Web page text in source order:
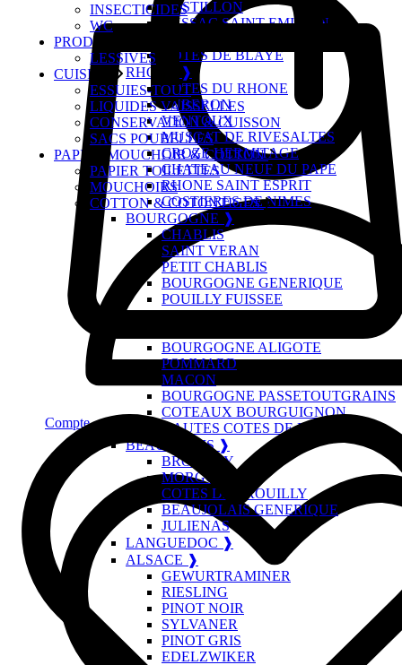
Compte
INSECTICIDES
WC
PRODUITS DU LINGE
LESSIVES
CUISINE
ESSUIES-TOUT
LIQUIDES VAISSELLES
CONSERVATION & CUISSON
SACS POUBELLES
PAPIER,MOUCHOIR & COTTON
PAPIER TOILETTES
MOUCHOIRS
COTTON & COTONTIGES
CASTILLON
LUSSAC SAINT EMILION
COTES DE BLAYE
RHONE ❱
COTES DU RHONE
LUBERON
VENTOUX
MUSCAT DE RIVESALTES
CROZE HERMITAGE
CHATEAU NEUF DU PAPE
RHONE SAINT ESPRIT
COSTIERES DE NIMES
BOURGOGNE ❱
CHABLIS
SAINT VERAN
PETIT CHABLIS
BOURGOGNE GENERIQUE
POUILLY FUISSEE
MERCUREY
BOURGOGNE ALIGOTE
POMMARD
MACON
BOURGOGNE PASSETOUTGRAINS
COTEAUX BOURGUIGNON
HAUTES COTES DE BEAUNE
BEAUJOLAIS ❱
BROUILLY
MORGON
COTES DE BROUILLY
BEAUJOLAIS GENERIQUE
JULIENAS
LANGUEDOC ❱
ALSACE ❱
GEWURTRAMINER
RIESLING
PINOT NOIR
SYLVANER
PINOT GRIS
EDELZWIKER